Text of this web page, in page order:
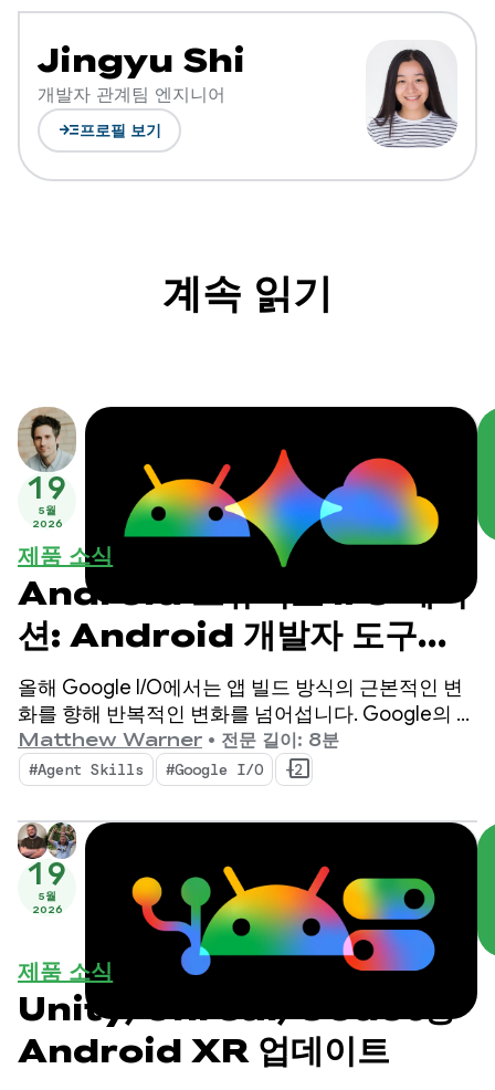
Jingyu Shi
개발자 관계팀 엔지니어
read_more프로필 보기
계속 읽기
19
5월
2026
제품 소식
Android 스튜디오 I/O 에디
션: Android 개발자 도구의
새로운 기능
올해 Google I/O에서는 앱 빌드 방식의 근본적인 변
화를 향해 반복적인 변화를 넘어섭니다. Google의 최
신 도구는 에이전트 시대에 맞게 설계되었으며,
Android 개발자의 생산성을 높이고 코드베이스에 배
포하는 AI 에이전트를 강화하는 기능을 제공합니다.
Matthew Warner • 전문 길이: 8분
#Agent Skills #Google I/O +2
19
5월
2026
제품 소식
Unity, Unreal, Godot용
Android XR 업데이트